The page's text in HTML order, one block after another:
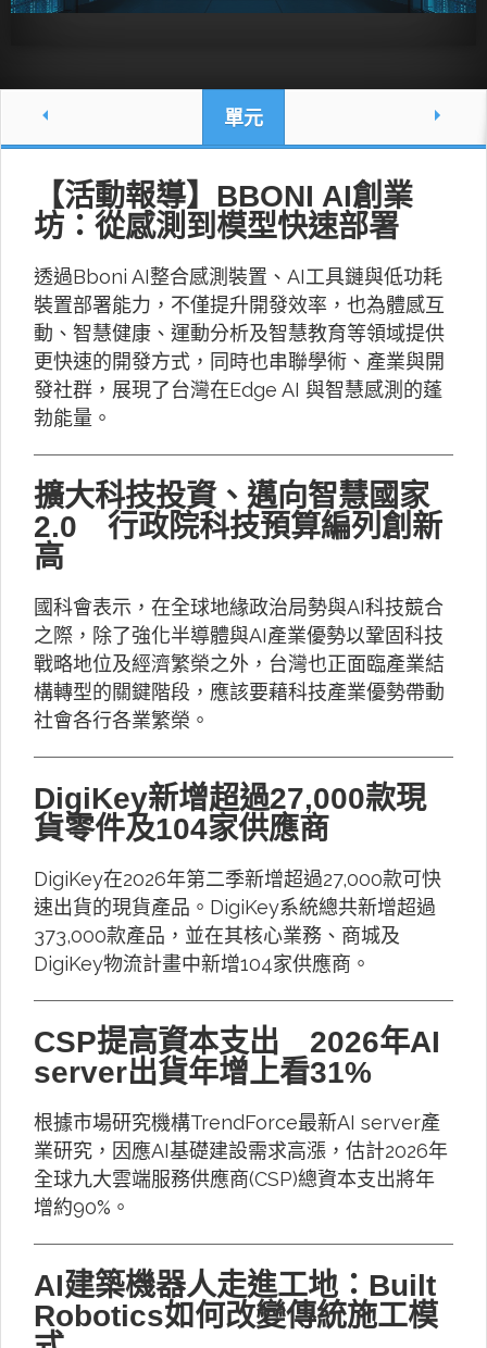
單元
【活動報導】BBONI AI創業
坊：從感測到模型快速部署
透過Bboni AI整合感測裝置、AI工具鏈與低功耗
裝置部署能力，不僅提升開發效率，也為體感互
動、智慧健康、運動分析及智慧教育等領域提供
更快速的開發方式，同時也串聯學術、產業與開
發社群，展現了台灣在Edge AI 與智慧感測的蓬
勃能量。
擴大科技投資、邁向智慧國家
2.0 行政院科技預算編列創新
高
國科會表示，在全球地緣政治局勢與AI科技競合
之際，除了強化半導體與AI產業優勢以鞏固科技
戰略地位及經濟繁榮之外，台灣也正面臨產業結
構轉型的關鍵階段，應該要藉科技產業優勢帶動
社會各行各業繁榮。
DigiKey新增超過27,000款現
貨零件及104家供應商
DigiKey在2026年第二季新增超過27,000款可快
速出貨的現貨產品。DigiKey系統總共新增超過
373,000款產品，並在其核心業務、商城及
DigiKey物流計畫中新增104家供應商。
CSP提高資本支出 2026年AI
server出貨年增上看31%
根據市場研究機構TrendForce最新AI server產
業研究，因應AI基礎建設需求高漲，估計2026年
全球九大雲端服務供應商(CSP)總資本支出將年
增約90%。
AI建築機器人走進工地：Built
Robotics如何改變傳統施工模